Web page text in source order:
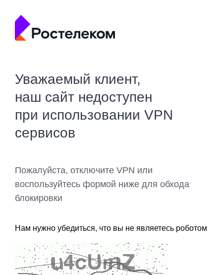
Уважаемый клиент,
наш сайт недоступен
при использовании VPN
сервисов
Пожалуйста, отключите VPN или
воспользуйтесь формой ниже для обхода
блокировки
Нам нужно убедиться, что вы не являетесь роботом